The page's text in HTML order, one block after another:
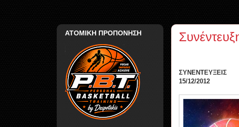
ΣΥΝΕΝΤΕΥΞΕΙΣ
15/12/2012
ΑΤΟΜΙΚΗ ΠΡΟΠΟΝΗΣΗ